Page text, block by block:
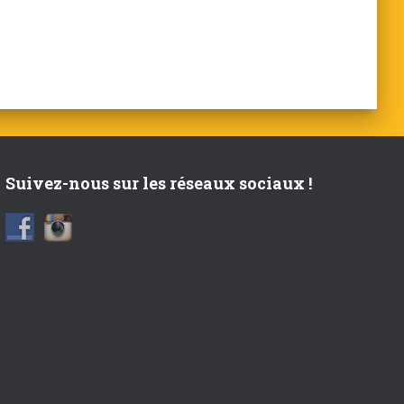
Suivez-nous sur les réseaux sociaux !